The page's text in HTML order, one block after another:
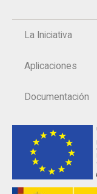
La Iniciativa
Aplicaciones
Documentación